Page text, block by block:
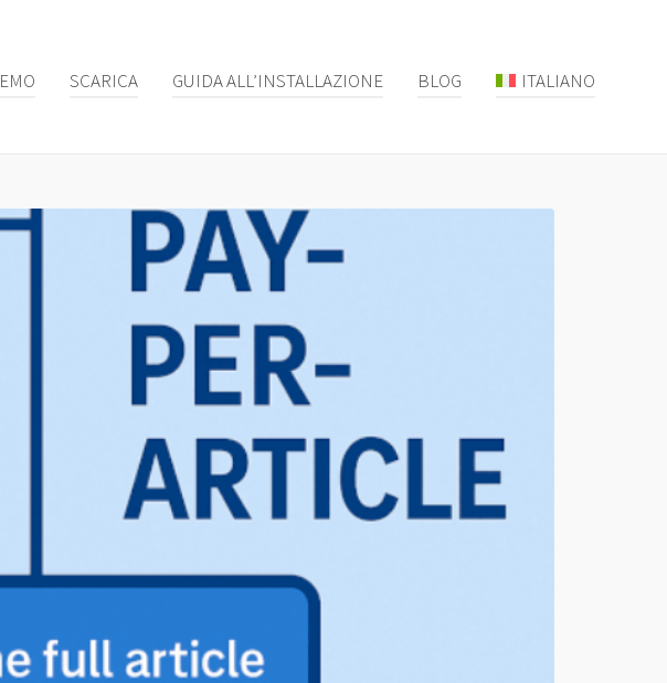
SCARICA GUIDA ALL’INSTALLAZIONE BLOG ITALIANO